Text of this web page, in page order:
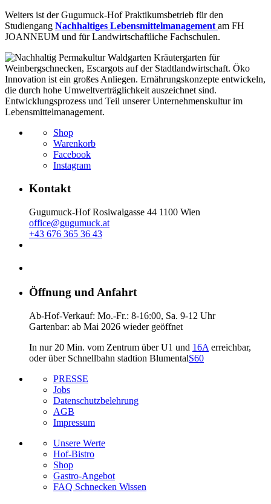
Weiters ist der Gugumuck-Hof Praktikumsbetrieb für den
Studiengang Nachhaltiges Lebensmittelmanagement am FH
JOANNEUM und für Landwirtschaftliche Fachschulen.
Shop
Warenkorb
Facebook
Instagram
Kontakt
Gugumuck-Hof Rosiwalgasse 44 1100 Wien
office@gugumuck.at
+43 676 365 36 43
Öffnung und Anfahrt
Ab-Hof-Verkauf: Mo.-Fr.: 8-16:00, Sa. 9-12 Uhr
Gartenbar: ab Mai 2026 wieder geöffnet
In nur 20 Min. vom Zentrum über U1 und 16A erreichbar,
oder über Schnellbahn stadtion BlumentalS60
PRESSE
Jobs
Datenschutzbelehrung
AGB
Impressum
Unsere Werte
Hof-Bistro
Shop
Gastro-Angebot
FAQ Schnecken Wissen